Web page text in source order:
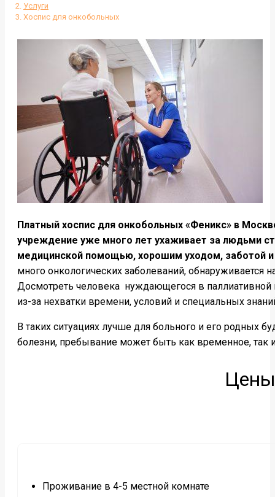
Услуги
Хоспис для онкобольных
Платный хоспис для онкобольных «Феникс» в
учреждение уже много лет ухаживает за людьми
медицинской помощью, хорошим уходом, заботой
много онкологических заболеваний,
Досмотреть человека нуждающегося в паллиативной
из-за нехватки времени, условий и специальных
В таких ситуациях лучше для больного и его родных
болезни, пребывание может быть как временное, так
Проживание в 4-5 местной комнате